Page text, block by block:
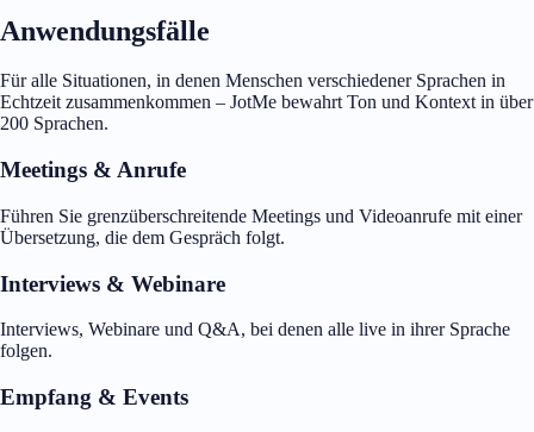
Anwendungsfälle
Für alle Situationen, in denen Menschen verschiedener Sprachen in
Echtzeit zusammenkommen – JotMe bewahrt Ton und Kontext in über
200 Sprachen.
Meetings & Anrufe
Führen Sie grenzüberschreitende Meetings und Videoanrufe mit einer
Übersetzung, die dem Gespräch folgt.
Interviews & Webinare
Interviews, Webinare und Q&A, bei denen alle live in ihrer Sprache
folgen.
Empfang & Events